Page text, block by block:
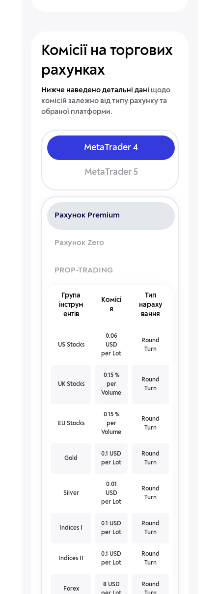
Комісії на торгових
рахунках
Нижче наведено детальні дані щодо
комісій залежно від типу рахунку та
обраної платформи.
MetaTrader 4
MetaTrader 5
Рахунок Premium
Рахунок Zero
PROP-TRADING
Група
інструм
ентів
Комісі
я
Тип
нараху
вання
US Stocks
0.06
USD
per Lot
Round
Turn
UK Stocks
0.15 %
per
Volume
Round
Turn
EU Stocks
0.15 %
per
Volume
Round
Turn
Gold
0.1 USD
per Lot
Round
Turn
Silver
0.01
USD
per Lot
Round
Turn
Indices I
0.1 USD
per Lot
Round
Turn
Indices II
0.1 USD
per Lot
Round
Turn
Forex
8 USD
Round